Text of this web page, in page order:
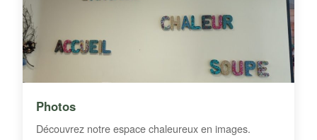
Photos
Découvrez notre espace chaleureux en images.